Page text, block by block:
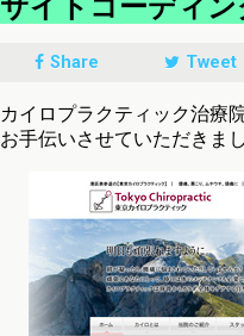
Share Tweet
カイロプラクティック治療
お手伝いさせていただきまし